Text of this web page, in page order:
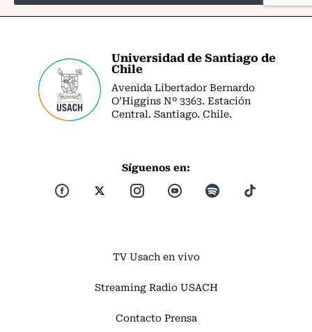
Universidad de Santiago de
Chile
Avenida Libertador Bernardo
O’Higgins Nº 3363. Estación
Central. Santiago. Chile.
Síguenos en:
TV Usach en vivo
Streaming Radio USACH
Contacto Prensa